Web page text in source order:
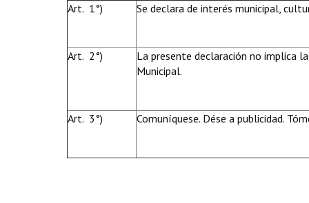
Art. 1°) Se declara de interés municipal,
Art. 2°)
La presente declaración no implica
Municipal.
Art. 3°) Comuníquese. Dése a publicidad.